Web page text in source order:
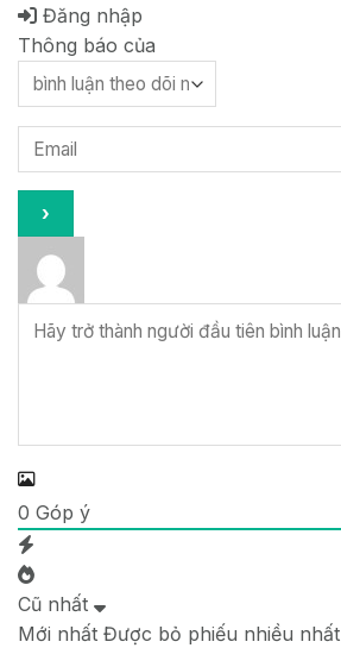
Đăng nhập
Thông báo của
0 Góp ý
Cũ nhất
Mới nhất Được bỏ phiếu nhiều nhất